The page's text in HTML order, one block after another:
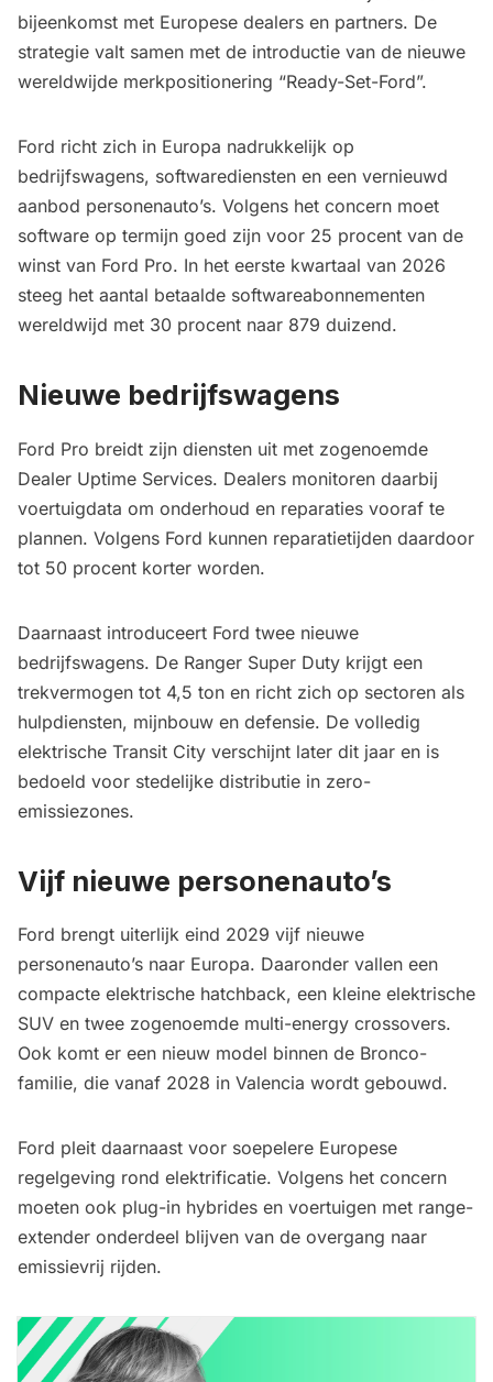
bijeenkomst met Europese dealers en partners. De
strategie valt samen met de introductie van de nieuwe
wereldwijde merkpositionering “Ready-Set-Ford”.
Ford richt zich in Europa nadrukkelijk op
bedrijfswagens, softwarediensten en een vernieuwd
aanbod personenauto’s. Volgens het concern moet
software op termijn goed zijn voor 25 procent van de
winst van Ford Pro. In het eerste kwartaal van 2026
steeg het aantal betaalde softwareabonnementen
wereldwijd met 30 procent naar 879 duizend.
Nieuwe bedrijfswagens
Ford Pro breidt zijn diensten uit met zogenoemde
Dealer Uptime Services. Dealers monitoren daarbij
voertuigdata om onderhoud en reparaties vooraf te
plannen. Volgens Ford kunnen reparatietijden daardoor
tot 50 procent korter worden.
Daarnaast introduceert Ford twee nieuwe
bedrijfswagens. De Ranger Super Duty krijgt een
trekvermogen tot 4,5 ton en richt zich op sectoren als
hulpdiensten, mijnbouw en defensie. De volledig
elektrische Transit City verschijnt later dit jaar en is
bedoeld voor stedelijke distributie in zero-
emissiezones.
Vijf nieuwe personenauto’s
Ford brengt uiterlijk eind 2029 vijf nieuwe
personenauto’s naar Europa. Daaronder vallen een
compacte elektrische hatchback, een kleine elektrische
SUV en twee zogenoemde multi-energy crossovers.
Ook komt er een nieuw model binnen de Bronco-
familie, die vanaf 2028 in Valencia wordt gebouwd.
Ford pleit daarnaast voor soepelere Europese
regelgeving rond elektrificatie. Volgens het concern
moeten ook plug-in hybrides en voertuigen met range-
extender onderdeel blijven van de overgang naar
emissievrij rijden.